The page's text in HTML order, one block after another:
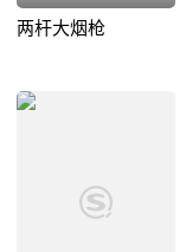
两杆大烟枪